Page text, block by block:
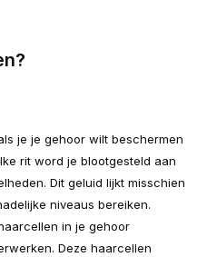
je je gehoor wilt beschermen
rit word je blootgesteld aan
Dit geluid lijkt misschien
niveaus bereiken.
in je gehoor
Deze haarcellen